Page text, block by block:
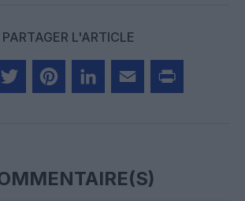
PARTAGER L'ARTICLE